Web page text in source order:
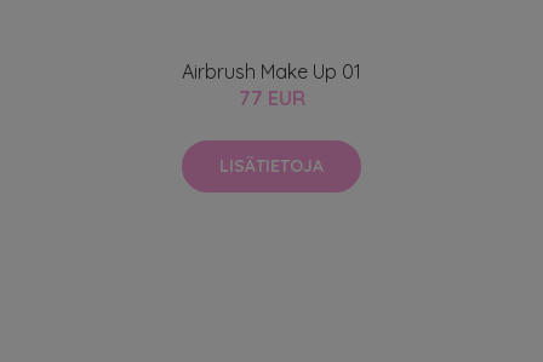
Airbrush Make Up 01
77 EUR
LISÄTIETOJA